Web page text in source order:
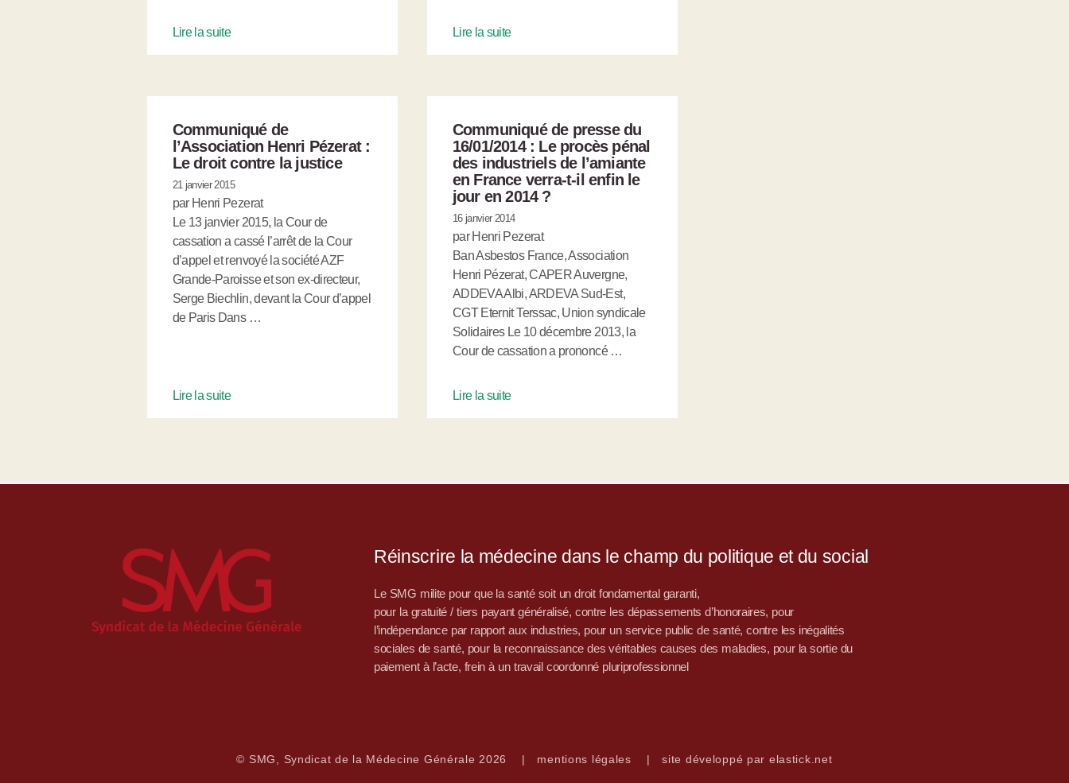
Lire la suite Lire la suite
Communiqué de
l’Association Henri Pézerat :
Le droit contre la justice
21 janvier 2015
par Henri Pezerat
Le 13 janvier 2015, la Cour de
cassation a cassé l’arrêt de la Cour
d’appel et renvoyé la société AZF
Grande-Paroisse et son ex-directeur,
Serge Biechlin, devant la Cour d’appel
de Paris Dans …
Lire la suite
Communiqué de presse du
16/01/2014 : Le procès pénal
des industriels de l’amiante
en France verra-t-il enfin le
jour en 2014 ?
16 janvier 2014
par Henri Pezerat
Ban Asbestos France, Association
Henri Pézerat, CAPER Auvergne,
ADDEVA Albi, ARDEVA Sud-Est,
CGT Eternit Terssac, Union syndicale
Solidaires Le 10 décembre 2013, la
Cour de cassation a prononcé …
Lire la suite
Réinscrire la médecine dans le champ du politique et du social
Le SMG milite pour que la santé soit un droit fondamental garanti,
pour la gratuité / tiers payant généralisé, contre les dépassements d’honoraires, pour
l’indépendance par rapport aux industries, pour un service public de santé, contre les inégalités
sociales de santé, pour la reconnaissance des véritables causes des maladies, pour la sortie du
paiement à l’acte, frein à un travail coordonné pluriprofessionnel
© SMG, Syndicat de la Médecine Générale 2026 | mentions légales | site développé par elastick.net